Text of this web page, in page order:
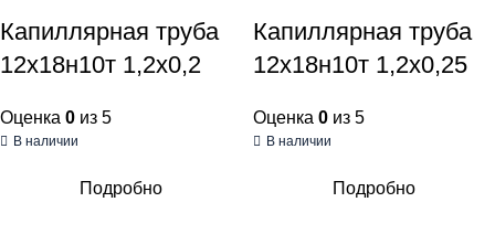
Капиллярная труба
12х18н10т 1,2х0,2
Оценка 0 из 5
В наличии
Подробно
Капиллярная труба
12х18н10т 1,2х0,25
Оценка 0 из 5
В наличии
Подробно